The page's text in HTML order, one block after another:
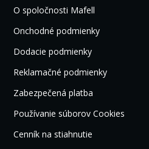
O spoločnosti Mafell
Onchodné podmienky
Dodacie podmienky
Reklamačné podmienky
Zabezpečená platba
Používanie súborov Cookies
Cenník na stiahnutie